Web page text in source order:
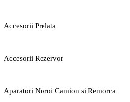
Accesorii Prelata
Accesorii Rezervor
Aparatori Noroi Camion si Remorca